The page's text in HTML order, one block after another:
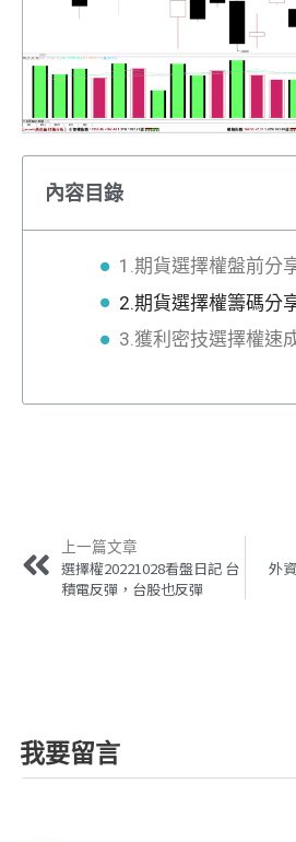
內容目錄
1.期貨選擇權盤前分
2.期貨選擇權籌碼分
3.獲利密技選擇權速
上一篇文章
選擇權20221028看盤日記 台
積電反彈，台股也反彈
外
我要留言